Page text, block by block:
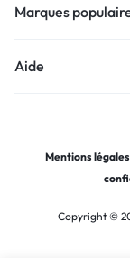
Marques
Aide
Mentions légales
Copyright ©